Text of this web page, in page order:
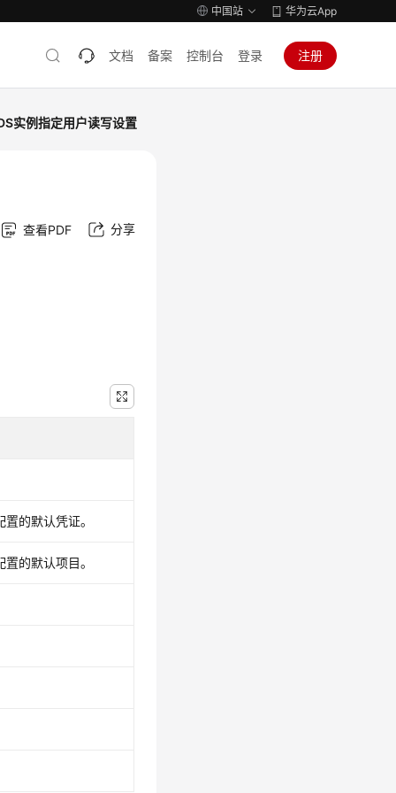
中国站 华为云App
文档 备案 控制台 登录 注册
实例指定用户读写设置
查看PDF 分享
的默认凭证。
的默认项目。